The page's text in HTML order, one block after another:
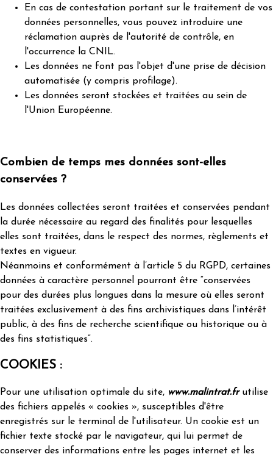
En cas de contestation portant sur le traitement de vos
données personnelles, vous pouvez introduire une
réclamation auprès de l'autorité de contrôle, en
l'occurrence la CNIL.
Les données ne font pas l'objet d'une prise de décision
automatisée (y compris profilage).
Les données seront stockées et traitées au sein de
l'Union Européenne.
Combien de temps mes données sont-elles
conservées ?
Les données collectées seront traitées et conservées pendant
la durée nécessaire au regard des finalités pour lesquelles
elles sont traitées, dans le respect des normes, règlements et
textes en vigueur.
Néanmoins et conformément à l’article 5 du RGPD, certaines
données à caractère personnel pourront être “conservées
pour des durées plus longues dans la mesure où elles seront
traitées exclusivement à des fins archivistiques dans l’intérêt
public, à des fins de recherche scientifique ou historique ou à
des fins statistiques”.
COOKIES :
Pour une utilisation optimale du site, www.malintrat.frutilise
des fichiers appelés « cookies », susceptibles d'être
enregistrés sur le terminal de l'utilisateur. Un cookie est un
fichier texte stocké par le navigateur, qui lui permet de
conserver des informations entre les pages internet et les